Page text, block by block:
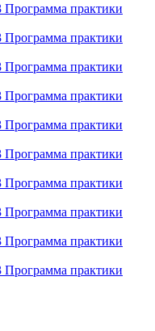
практики
практики
практики
практики
практики
практики
практики
практики
практики
практики